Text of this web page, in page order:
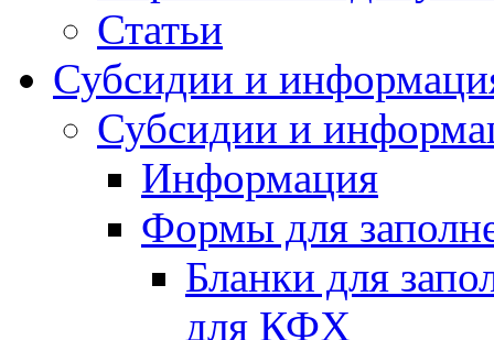
Статьи
Субсидии и
Субсидии и
Информация
Формы для
Бланки для
для КФХ